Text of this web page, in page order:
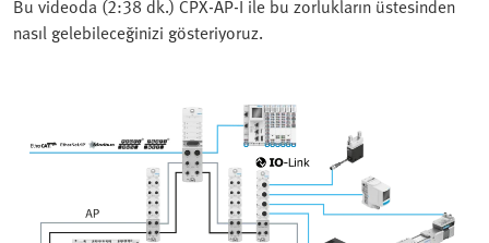
Bu videoda (2:38 dk.) CPX-AP-I ile bu zorlukların üstesinden
nasıl gelebileceğinizi gösteriyoruz.